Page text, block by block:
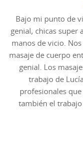
Bajo mi punto de
genial, chicas super
manos de vicio.
masaje de cuerpo
genial. Los
trabajo de
profesionales
también el